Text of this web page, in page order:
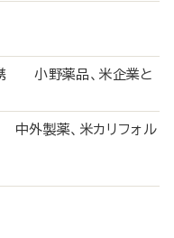
小野薬品、米企業と
外製薬、米カリフォル